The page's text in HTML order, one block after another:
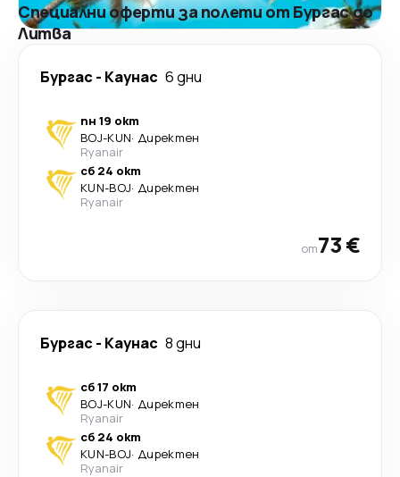
Специални оферти за полети от Бургас до
Литва
Бургас - Каунас 6 дни
пн 19 окт
BOJ-KUN· Директен
Ryanair
сб 24 окт
KUN-BOJ· Директен
Ryanair
от73 €
Бургас - Каунас 8 дни
сб 17 окт
BOJ-KUN· Директен
Ryanair
сб 24 окт
KUN-BOJ· Директен
Ryanair